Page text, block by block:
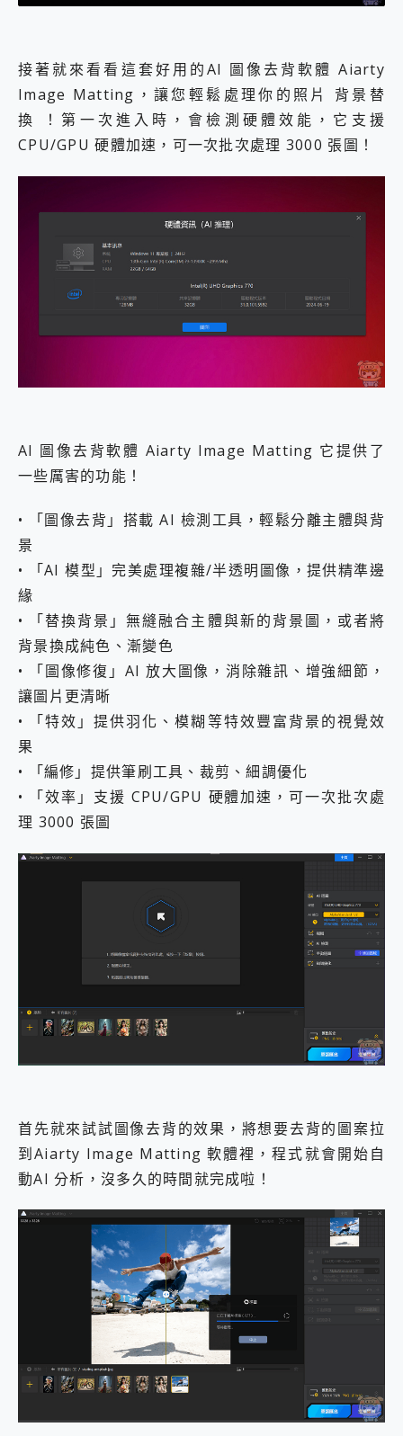
接著就來看看這套好用的AI 圖像去背軟體 Aiarty
Image Matting，讓您輕鬆處理你的照片 背景替
換 ！第一次進入時，會檢測硬體效能，它支援
CPU/GPU 硬體加速，可一次批次處理 3000 張圖！
AI 圖像去背軟體 Aiarty Image Matting 它提供了
一些厲害的功能！
• 「圖像去背」搭載 AI 檢測工具，輕鬆分離主體與背
景
• 「AI 模型」完美處理複雜/半透明圖像，提供精準邊
緣
• 「替換背景」無縫融合主體與新的背景圖，或者將
背景換成純色、漸變色
• 「圖像修復」AI 放大圖像，消除雜訊、增強細節，
讓圖片更清晰
• 「特效」提供羽化、模糊等特效豐富背景的視覺效
果
• 「編修」提供筆刷工具、裁剪、細調優化
• 「效率」支援 CPU/GPU 硬體加速，可一次批次處
理 3000 張圖
首先就來試試圖像去背的效果，將想要去背的圖案拉
到Aiarty Image Matting 軟體裡，程式就會開始自
動AI 分析，沒多久的時間就完成啦！